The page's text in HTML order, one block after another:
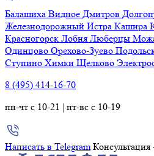
Балашиха Видное Дмитров
Железнодорожный Истра Кашира
Красногорск Лобня Люберцы
Одинцово Орехово-Зуево
Ступино Химки Щелково
8 (495) 414-16-70
пн-чт с 10-21 | пт-вс с 10-19
Написать в Telegram Консультация